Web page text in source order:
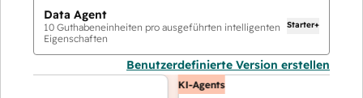
Data Agent
10 Guthabeneinheiten pro ausgeführten intelligenten
Eigenschaften
Starter+
Benutzerdefinierte Version erstellen
KI-Agents